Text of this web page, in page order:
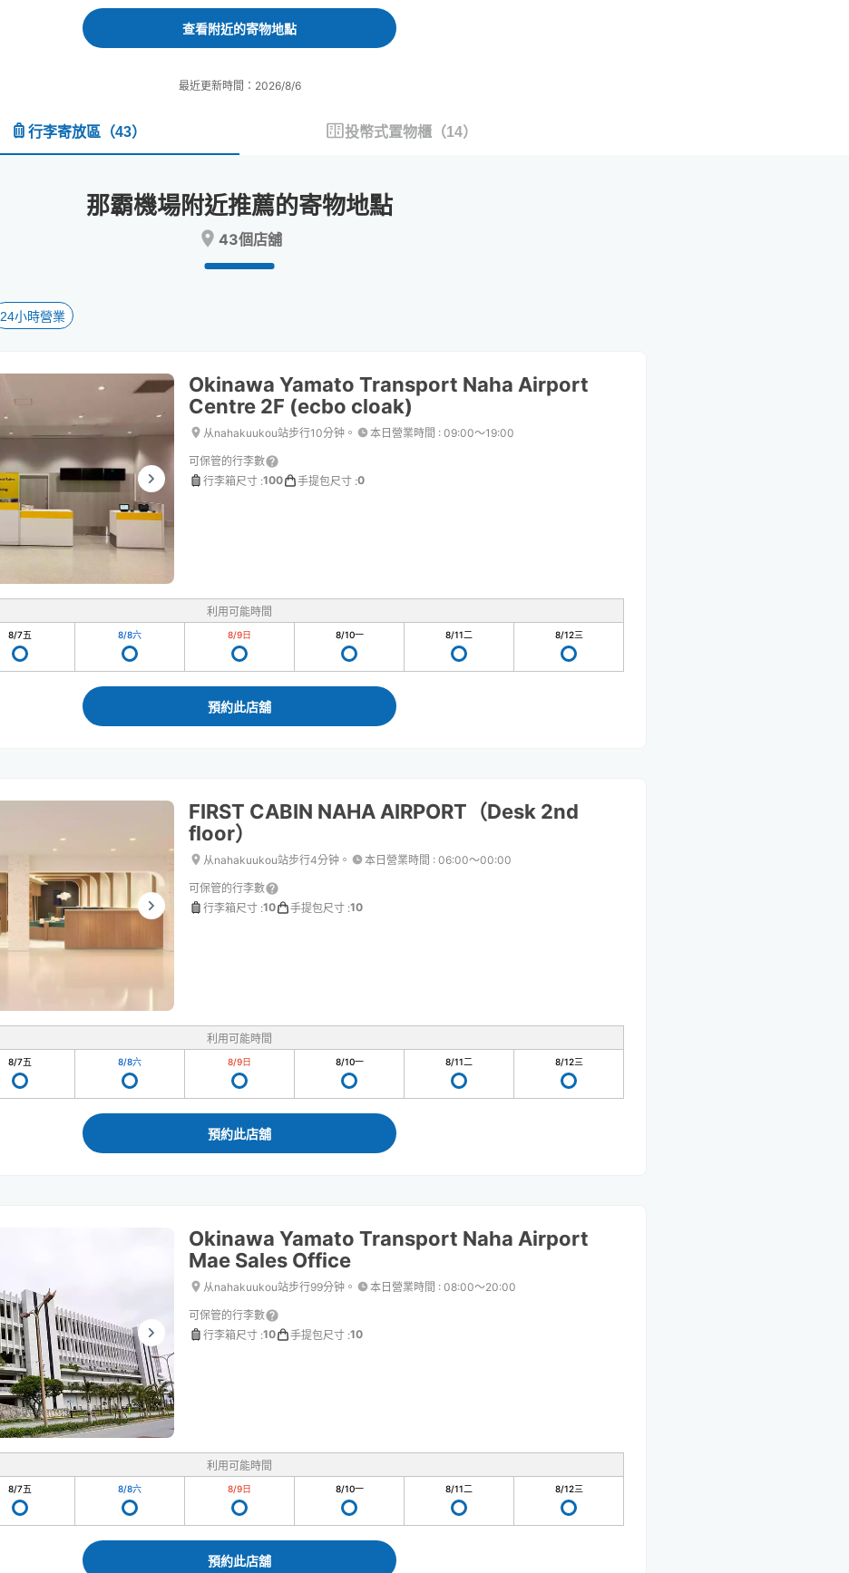
forward
to
the
calendar
select
the
changing
dates.
backward
interact
select
the
changing
dates.
查看附近的寄物地點
最近更新時間：2026/8/6
行李寄放區 （43） 投幣式置物櫃（14）
那霸機場附近推薦的寄物地點
43個店舖
24小時營業
Okinawa Yamato Transport Naha Airport
Centre 2F (ecbo cloak)
从nahakuukou站步行10分钟。 本日營業時間 : 09:00〜19:00
可保管的行李數
行李箱尺寸 :100 手提包尺寸 :0
利用可能時間
8/7五 8/8六 8/9日 8/10一 8/11二 8/12三
預約此店舖
FIRST CABIN NAHA AIRPORT（Desk 2nd
floor）
从nahakuukou站步行4分钟。 本日營業時間 : 06:00〜00:00
可保管的行李數
行李箱尺寸 :10 手提包尺寸 :10
利用可能時間
8/7五 8/8六 8/9日 8/10一 8/11二 8/12三
預約此店舖
Okinawa Yamato Transport Naha Airport
Mae Sales Office
从nahakuukou站步行99分钟。 本日營業時間 : 08:00〜20:00
可保管的行李數
行李箱尺寸 :10 手提包尺寸 :10
利用可能時間
8/7五 8/8六 8/9日 8/10一 8/11二 8/12三
預約此店舖